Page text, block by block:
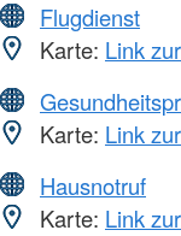
Flugdienst
Karte: Link
Karte: Link
Hausnotruf
Karte: Link